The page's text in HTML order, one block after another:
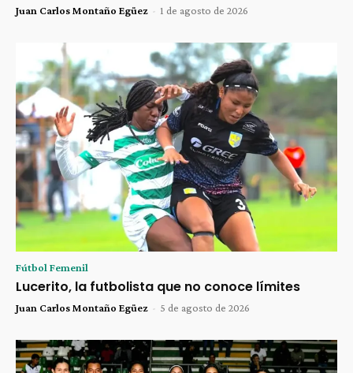
Juan Carlos Montaño Egüez - 1 de agosto de 2026
Fútbol Femenil
Lucerito, la futbolista que no conoce límites
Juan Carlos Montaño Egüez - 5 de agosto de 2026